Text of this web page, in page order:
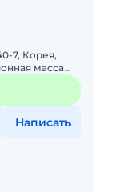
7, Корея,
масса
л/с
Написать